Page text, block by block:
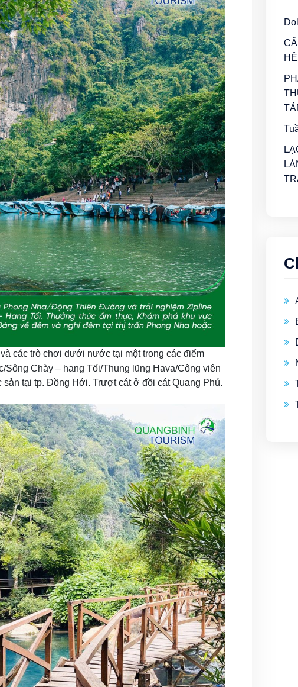
các trò chơi dưới nước tại một trong các điểm
Sông Chày – hang Tối/Thung lũng Hava/Công viên
sản tại tp. Đồng Hới. Trượt cát ở đồi cát Quang Phú.